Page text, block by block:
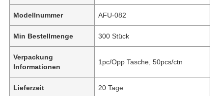
Modellnummer AFU-082
Min Bestellmenge 300 Stück
Verpackung
Informationen
1pc/Opp Tasche, 50pcs/ctn
Lieferzeit 20 Tage